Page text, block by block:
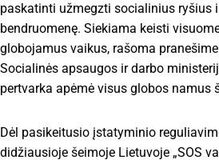
paskatinti užmegzti socialinius ryšius
bendruomenę. Siekiama keisti
globojamus vaikus, rašoma
Socialinės apsaugos ir darbo
pertvarka apėmė visus globos namus
Dėl pasikeitusio įstatyminio
didžiausioje šeimoje Lietuvoje „SOS